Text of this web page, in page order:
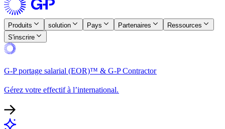
Produits​​ solution​​ Pays​​ Partenaires​​
Ressources​​
S'inscrire​​
G-P portage salarial (EOR)™ & G-P Contractor​​
Gérez votre effectif à l’international.​​